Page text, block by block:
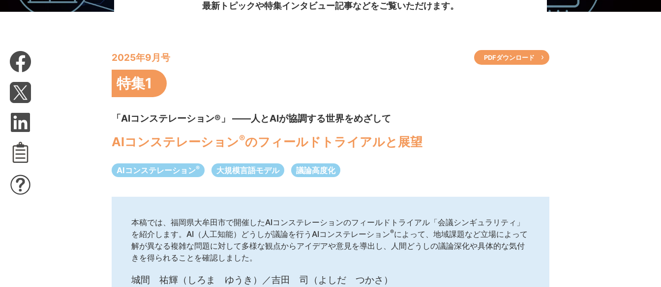
最新トピックや特集インタビュー記事などをご覧いただけます。
PDFダウンロード
2025年9月号
特集1
「AIコンステレーション®」 ――人とAIが協調する世界をめざして
AIコンステレーション®のフィールドトライアルと展望
AIコンステレーション® 大規模言語モデル 議論高度化
本稿では、福岡県大牟田市で開催したAIコンステレーションのフィールドトライアル「会議シンギュラリティ」
を紹介します。AI（人工知能）どうしが議論を行うAIコンステレーション®によって、地域課題など立場によって
解が異なる複雑な問題に対して多様な観点からアイデアや意見を導出し、人間どうしの議論深化や具体的な気付
きを得られることを確認しました。
城間 祐輝（しろま ゆうき）／吉田 司（よしだ つかさ）